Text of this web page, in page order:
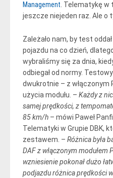
Management . Telematykę
jeszcze niejeden raz. Ale o
Zależało nam, by test
pojazdu na co dzień,
wybraliśmy się za dnia,
odbiegał od normy.
dwukrotnie – z włączonym
użycia modułu. – Każdy z
samej prędkości, z
85 km/h – mówi Paweł
Telematyki w Grupie DBK,
zestawem. – Różnica była
DAF z włączonym modułem
wzniesienie pokonał dużo
podjazdu różnica prędkości